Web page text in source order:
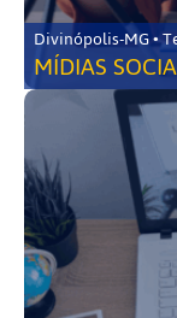
MÍDIAS